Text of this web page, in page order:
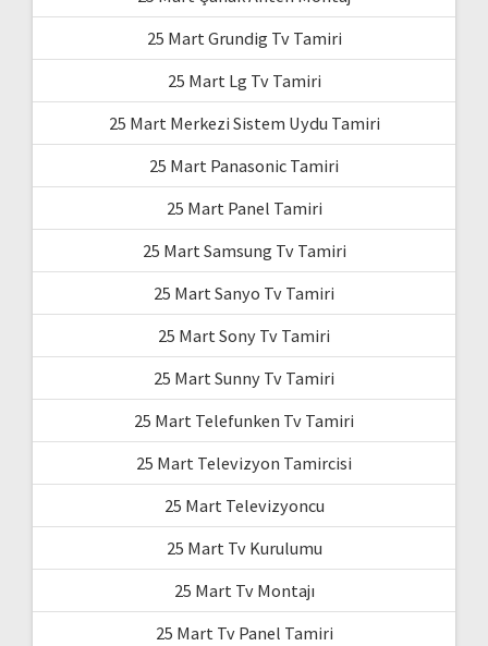
25 Mart Grundig Tv Tamiri
25 Mart Lg Tv Tamiri
25 Mart Merkezi Sistem Uydu Tamiri
25 Mart Panasonic Tamiri
25 Mart Panel Tamiri
25 Mart Samsung Tv Tamiri
25 Mart Sanyo Tv Tamiri
25 Mart Sony Tv Tamiri
25 Mart Sunny Tv Tamiri
25 Mart Telefunken Tv Tamiri
25 Mart Televizyon Tamircisi
25 Mart Televizyoncu
25 Mart Tv Kurulumu
25 Mart Tv Montajı
25 Mart Tv Panel Tamiri